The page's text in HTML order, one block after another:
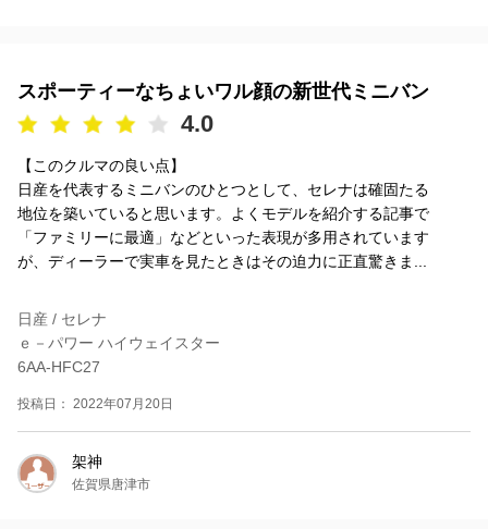
スポーティーなちょいワル顔の新世代ミニバン
4.0
【このクルマの良い点】
日産を代表するミニバンのひとつとして、セレナは確固たる
地位を築いていると思います。よくモデルを紹介する記事で
「ファミリーに最適」などといった表現が多用されています
が、ディーラーで実車を見たときはその迫力に正直驚きま...
日産 / セレナ
ｅ－パワー ハイウェイスター
6AA-HFC27
投稿日： 2022年07月20日
架神
佐賀県唐津市